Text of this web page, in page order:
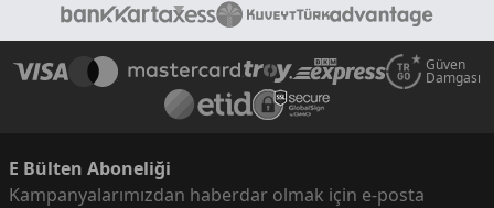
Güven
Damgası
E Bülten Aboneliği
Kampanyalarımızdan haberdar olmak için e-posta